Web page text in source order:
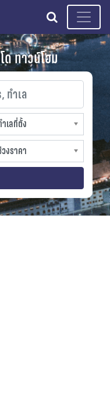
search
ทาวน์โฮม
ล
เลที่ตั้ง
งราคา